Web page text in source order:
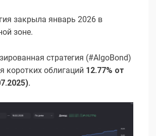
закрыла январь 2026 в
зоне.
стратегия (#AlgoBond)
коротких облигаций 12.77% от